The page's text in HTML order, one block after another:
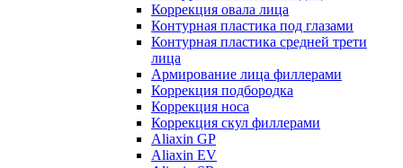
Коррекция овала лица
Контурная пластика под глазами
Контурная пластика средней трети
лица
Армирование лица филлерами
Коррекция подбородка
Коррекция носа
Коррекция скул филлерами
Aliaxin GP
Aliaxin EV